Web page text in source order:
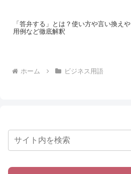
「答弁する」とは？使い方や言い換えや
用例など徹底解釈
ホーム ビジネス用語